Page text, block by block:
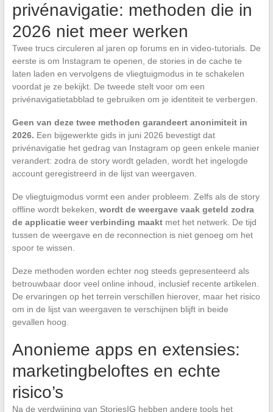
privénavigatie: methoden die in
2026 niet meer werken
Twee trucs circuleren al jaren op forums en in video-tutorials. De
eerste is om Instagram te openen, de stories in de cache te
laten laden en vervolgens de vliegtuigmodus in te schakelen
voordat je ze bekijkt. De tweede stelt voor om een
privénavigatietabblad te gebruiken om je identiteit te verbergen.
Geen van deze twee methoden garandeert anonimiteit in
2026. Een bijgewerkte gids in juni 2026 bevestigt dat
privénavigatie het gedrag van Instagram op geen enkele manier
verandert: zodra de story wordt geladen, wordt het ingelogde
account geregistreerd in de lijst van weergaven.
De vliegtuigmodus vormt een ander probleem. Zelfs als de story
offline wordt bekeken, wordt de weergave vaak geteld zodra
de applicatie weer verbinding maaktmet het netwerk. De tijd
tussen de weergave en de reconnection is niet genoeg om het
spoor te wissen.
Deze methoden worden echter nog steeds gepresenteerd als
betrouwbaar door veel online inhoud, inclusief recente artikelen.
De ervaringen op het terrein verschillen hierover, maar het risico
om in de lijst van weergaven te verschijnen blijft in beide
gevallen hoog.
Anonieme apps en extensies:
marketingbeloftes en echte
risico’s
Na de verdwijning van StoriesIG hebben andere tools het